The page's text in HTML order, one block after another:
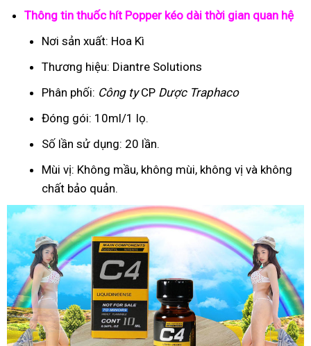
Thông tin thuốc hít Popper kéo dài thời gian quan hệ
Nơi sản xuất: Hoa Kì
Thương hiệu: Diantre Solutions
Phân phối: Công tyCP Dược Traphaco
Đóng gói: 10ml/1 lọ.
Số lần sử dụng: 20 lần.
Mùi vị: Không mầu, không mùi, không vị và không
chất bảo quản.